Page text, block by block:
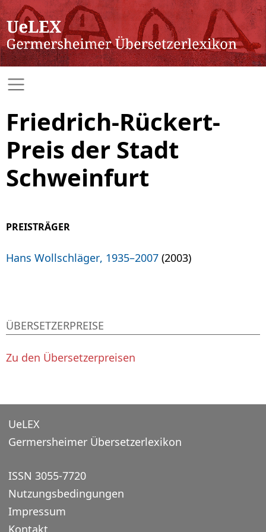
Friedrich-Rückert-
Preis der Stadt
Schweinfurt
PREISTRÄGER
Hans Wollschläger, 1935–2007 (2003)
ÜBERSETZERPREISE
Zu den Übersetzerpreisen
UeLEX
Germersheimer Übersetzerlexikon
ISSN 3055-7720
Nutzungsbedingungen
Impressum
Kontakt